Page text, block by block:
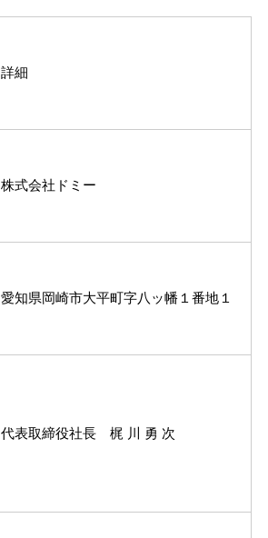
詳細
株式会社ドミー
愛知県岡崎市大平町字八ッ幡１番地１
代表取締役社長 梶 川 勇 次